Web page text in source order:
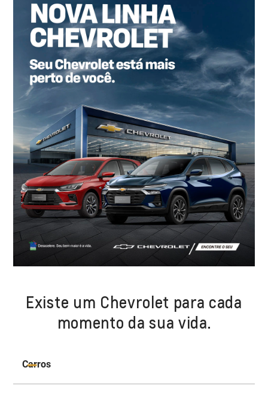
Existe um Chevrolet para cada
momento da sua vida.
Carros